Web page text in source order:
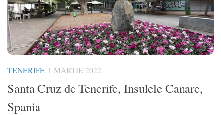
TENERIFE 1 MARTIE 2022
Santa Cruz de Tenerife, Insulele Canare,
Spania